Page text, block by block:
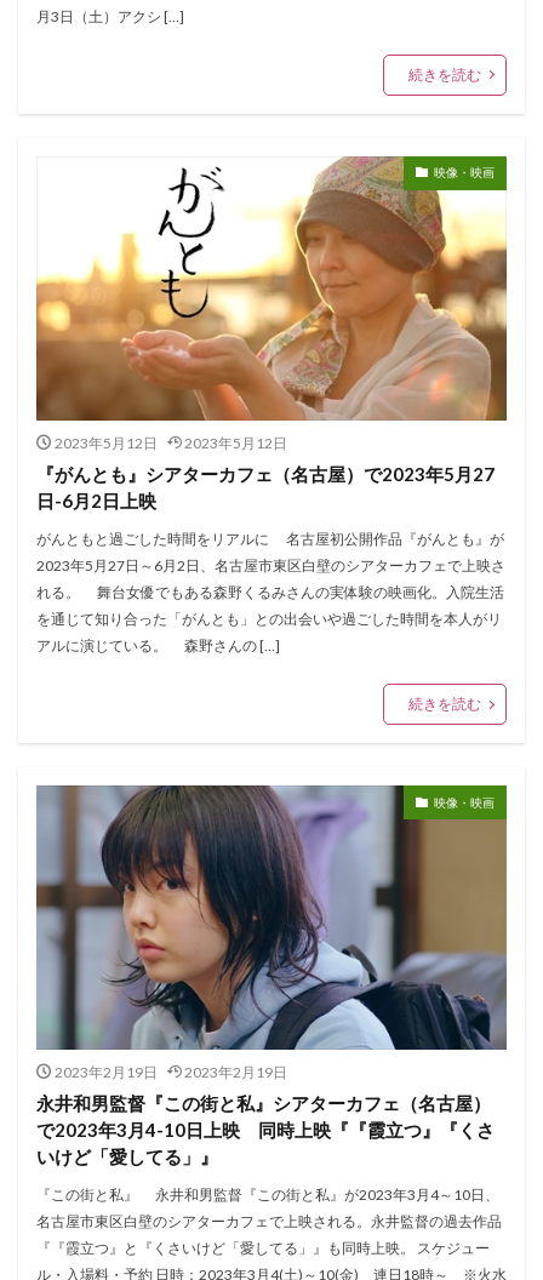
月3日（土）アクシ […]
続きを読む
映像・映画
2023年5月12日 2023年5月12日
『がんとも』シアターカフェ（名古屋）で2023年5月27
日-6月2日上映
がんともと過ごした時間をリアルに 名古屋初公開作品『がんとも』が
2023年5月27日～6月2日、名古屋市東区白壁のシアターカフェで上映さ
れる。 舞台女優でもある森野くるみさんの実体験の映画化。入院生活
を通じて知り合った「がんとも」との出会いや過ごした時間を本人がリ
アルに演じている。 森野さんの […]
続きを読む
映像・映画
2023年2月19日 2023年2月19日
永井和男監督『この街と私』シアターカフェ（名古屋）
で2023年3月4-10日上映 同時上映『『霞立つ』『くさ
いけど「愛してる」』
『この街と私』 永井和男監督『この街と私』が2023年3月4～10日、
名古屋市東区白壁のシアターカフェで上映される。永井監督の過去作品
『『霞立つ』と『くさいけど「愛してる」』も同時上映。 スケジュー
ル・入場料・予約 日時：2023年3月4(土)～10(金) 連日18時～ ※火水